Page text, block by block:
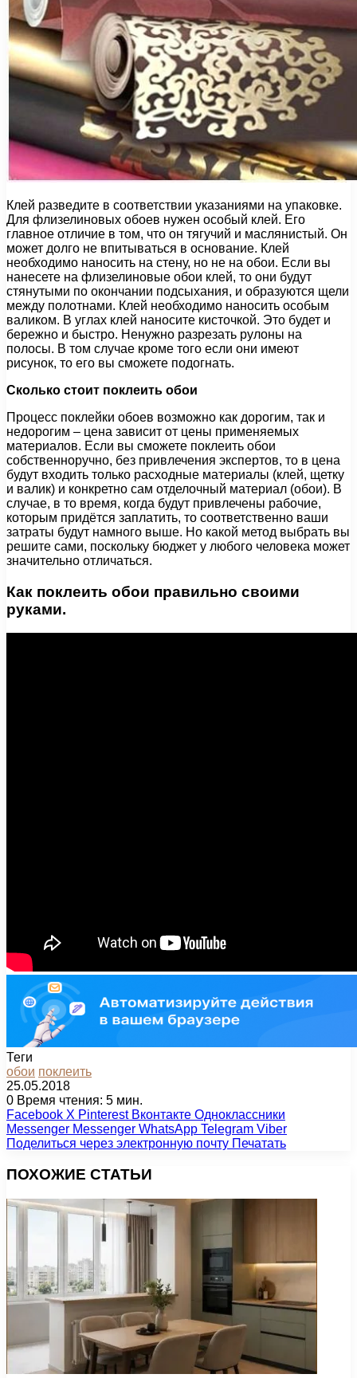
Клей разведите в соответствии указаниями на упаковке.
Для флизелиновых обоев нужен особый клей. Его
главное отличие в том, что он тягучий и маслянистый. Он
может долго не впитываться в основание. Клей
необходимо наносить на стену, но не на обои. Если вы
нанесете на флизелиновые обои клей, то они будут
стянутыми по окончании подсыхания, и образуются щели
между полотнами. Клей необходимо наносить особым
валиком. В углах клей наносите кисточкой. Это будет и
бережно и быстро. Ненужно разрезать рулоны на
полосы. В том случае кроме того если они имеют
рисунок, то его вы сможете подогнать.
Cколько стоит поклеить обои
Процесс поклейки обоев возможно как дорогим, так и
недорогим – цена зависит от цены применяемых
материалов. Если вы сможете поклеить обои
собственноручно, без привлечения экспертов, то в цена
будут входить только расходные материалы (клей, щетку
и валик) и конкретно сам отделочный материал (обои). В
случае, в то время, когда будут привлечены рабочие,
которым придётся заплатить, то соответственно ваши
затраты будут намного выше. Но какой метод выбрать вы
решите сами, поскольку бюджет у любого человека может
значительно отличаться.
Как поклеить обои правильно своими
руками.
Теги
обои поклеить
25.05.2018
0 Время чтения: 5 мин.
Facebook X Pinterest Вконтакте Одноклассники
Messenger Messenger WhatsApp Telegram Viber
Поделиться через электронную почту Печатать
ПОХОЖИЕ СТАТЬИ